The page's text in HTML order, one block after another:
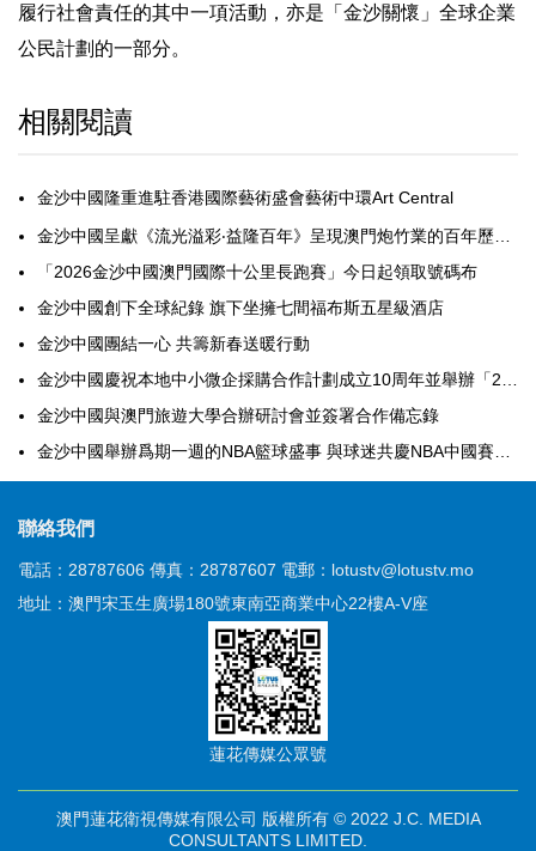
履行社會責任的其中一項活動，亦是「金沙關懷」全球企業
公民計劃的一部分。
相關閱讀
金沙中國隆重進駐香港國際藝術盛會藝術中環Art Central
「2026金沙中國澳門國際十公里長跑賽」今日起領取號碼布
金沙中國創下全球紀錄 旗下坐擁七間福布斯五星級酒店
金沙中國團結一心 共籌新春送暖行動
金沙中國與澳門旅遊大學合辦研討會並簽署合作備忘錄
聯絡我們
電話：28787606 傳真：28787607 電郵：lotustv@lotustv.mo
地址：澳門宋玉生廣場180號東南亞商業中心22樓A-V座
蓮花傳媒公眾號
澳門蓮花衛視傳媒有限公司 版權所有 © 2022 J.C. MEDIA
CONSULTANTS LIMITED.